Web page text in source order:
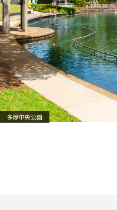
多摩中央公園
多摩センター駅